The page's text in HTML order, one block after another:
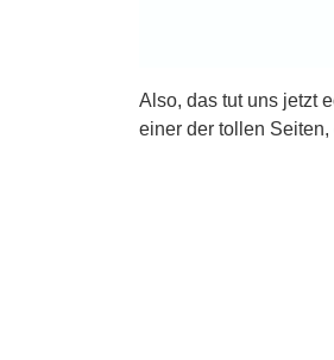
Also, das tut uns jetzt
einer der tollen